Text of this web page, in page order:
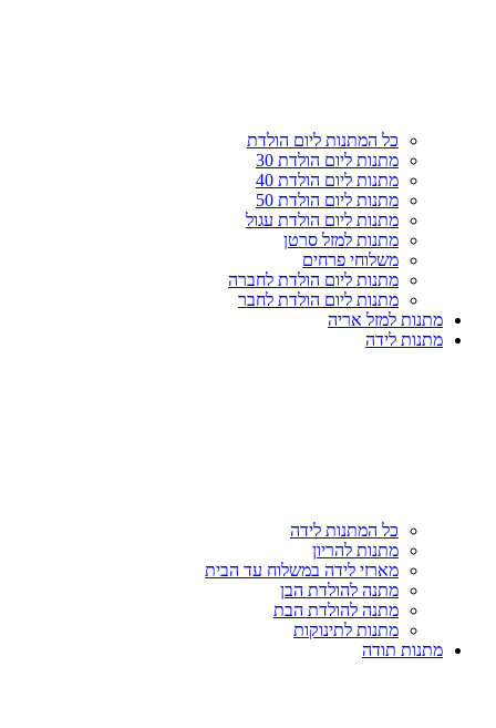
כל המתנות ליום הולדת
מתנות ליום הולדת 30
מתנות ליום הולדת 40
מתנות ליום הולדת 50
מתנות ליום הולדת עגול
מתנות למזל סרטן
משלוחי פרחים
מתנות ליום הולדת לחברה
מתנות ליום הולדת לחבר
מתנות למזל אריה
מתנות לידה
כל המתנות לידה
מתנות להריון
מארזי לידה במשלוח עד הבית
מתנה להולדת הבן
מתנה להולדת הבת
מתנות לתינוקות
מתנות תודה